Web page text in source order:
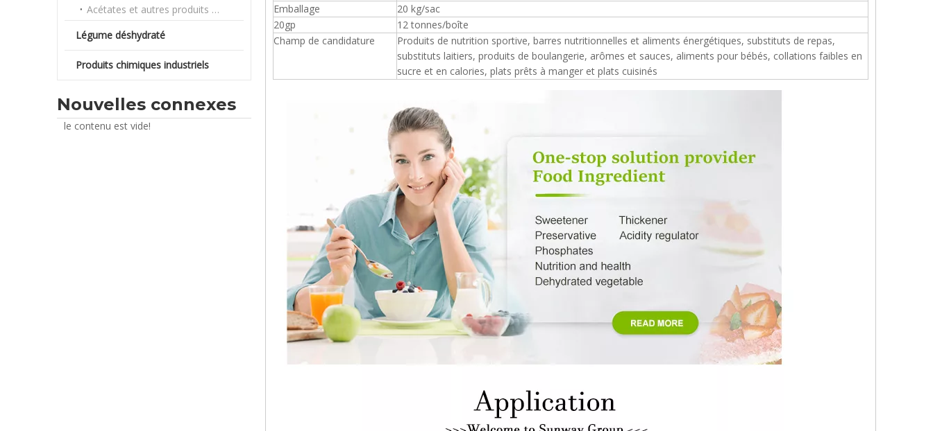
Acétates et autres produits chimiques en vrac
Légume déshydraté
Produits chimiques industriels
Nouvelles connexes
le contenu est vide!
Emballage
20 kg/sac
20gp
12 tonnes/boîte
Champ de candidature
Produits de nutrition sportive, barres nutritionnelles et aliments énergétiques, substituts de repas,
substituts laitiers, produits de boulangerie, arômes et sauces, aliments pour bébés, collations faibles en
sucre et en calories, plats prêts à manger et plats cuisinés